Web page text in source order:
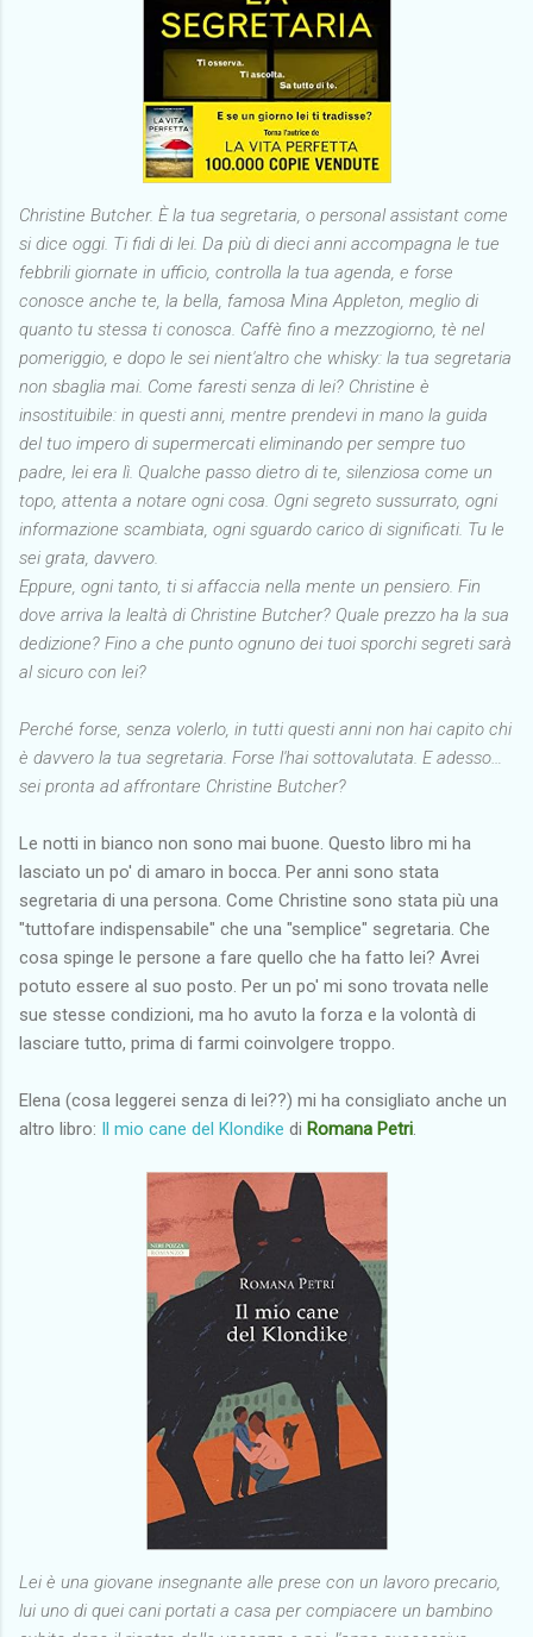
Christine Butcher. È la tua segretaria, o personal assistant come
si dice oggi. Ti fidi di lei. Da più di dieci anni accompagna le tue
febbrili giornate in ufficio, controlla la tua agenda, e forse
conosce anche te, la bella, famosa Mina Appleton, meglio di
quanto tu stessa ti conosca. Caffè fino a mezzogiorno, tè nel
pomeriggio, e dopo le sei nient'altro che whisky: la tua segretaria
non sbaglia mai. Come faresti senza di lei? Christine è
insostituibile: in questi anni, mentre prendevi in mano la guida
del tuo impero di supermercati eliminando per sempre tuo
padre, lei era lì. Qualche passo dietro di te, silenziosa come un
topo, attenta a notare ogni cosa. Ogni segreto sussurrato, ogni
informazione scambiata, ogni sguardo carico di significati. Tu le
sei grata, davvero.
Eppure, ogni tanto, ti si affaccia nella mente un pensiero. Fin
dove arriva la lealtà di Christine Butcher? Quale prezzo ha la sua
dedizione? Fino a che punto ognuno dei tuoi sporchi segreti sarà
al sicuro con lei?
Perché forse, senza volerlo, in tutti questi anni non hai capito chi
è davvero la tua segretaria. Forse l'hai sottovalutata. E adesso…
sei pronta ad affrontare Christine Butcher?
Le notti in bianco non sono mai buone. Questo libro mi ha
lasciato un po' di amaro in bocca. Per anni sono stata
segretaria di una persona. Come Christine sono stata più una
"tuttofare indispensabile" che una "semplice" segretaria. Che
cosa spinge le persone a fare quello che ha fatto lei? Avrei
potuto essere al suo posto. Per un po' mi sono trovata nelle
sue stesse condizioni, ma ho avuto la forza e la volontà di
lasciare tutto, prima di farmi coinvolgere troppo.
Elena (cosa leggerei senza di lei??) mi ha consigliato anche un
altro libro: Il mio cane del Klondike di Romana Petri.
Lei è una giovane insegnante alle prese con un lavoro precario,
lui uno di quei cani portati a casa per compiacere un bambino